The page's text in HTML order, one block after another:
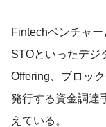
Fintechベンチャ
STOといったデジ
Offering、ブロッ
発行する資金調達
えている。